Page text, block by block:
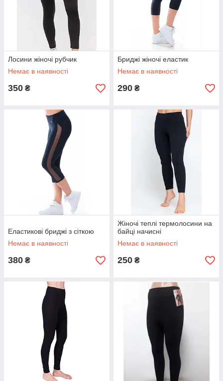
Лосини жіночі рубчик
Немає в наявності
350 ₴
Бриджі жіночі еластик
Немає в наявності
290 ₴
Еластикові бриджі з сіткою
Немає в наявності
380 ₴
Жіночі теплі термолосини на
байці начисні
Немає в наявності
250 ₴